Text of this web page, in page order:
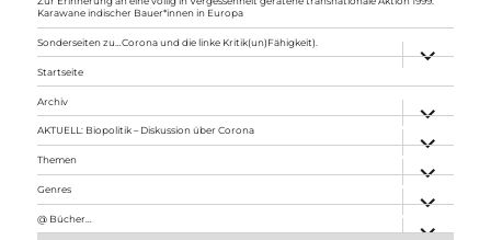
Karawane indischer Bauer*innen in Europa
Sonderseiten zu…Corona und die linke Kritik(un)Fähigkeit).
anzeigen
Startseite
Archiv
anzeigen
AKTUELL: Biopolitik – Diskussion über Corona
anzeigen
Themen
anzeigen
Genres
anzeigen
@ Bücher…